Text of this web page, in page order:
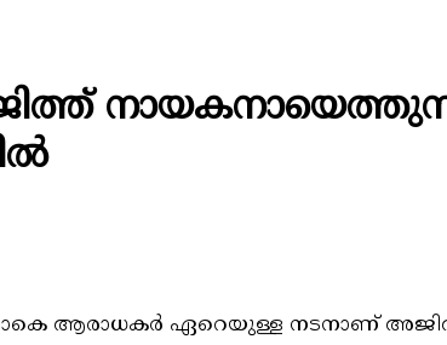
ഒട്ടാകെ ആരാധകര്‍ ഏറെയുള്ള നടനാണ്